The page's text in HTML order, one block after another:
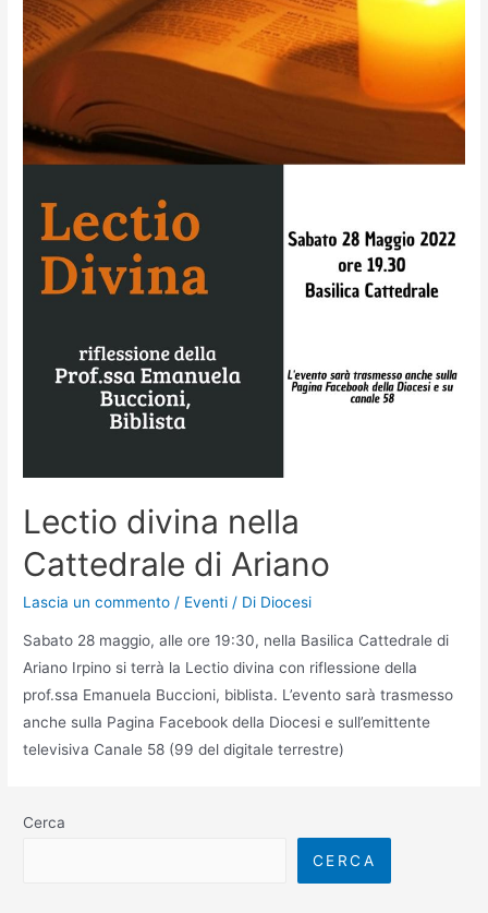
Lectio divina nella
Cattedrale di Ariano
Lascia un commento / Eventi / Di Diocesi
Sabato 28 maggio, alle ore 19:30, nella Basilica Cattedrale di
Ariano Irpino si terrà la Lectio divina con riflessione della
prof.ssa Emanuela Buccioni, biblista. L’evento sarà trasmesso
anche sulla Pagina Facebook della Diocesi e sull’emittente
televisiva Canale 58 (99 del digitale terrestre)
Cerca
CERCA